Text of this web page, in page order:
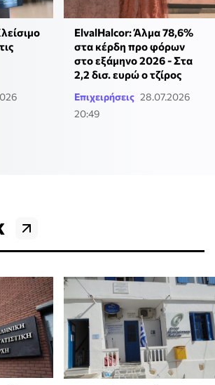
ElvalHalcor: Άλμα 78,6%
στα κέρδη προ φόρων
στο εξάμηνο 2026 - Στα
2,2 δισ. ευρώ ο τζίρος
Επιχειρήσεις 28.07.2026
20:49